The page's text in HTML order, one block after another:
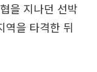
을 지나던 선박
역을 타격한 뒤